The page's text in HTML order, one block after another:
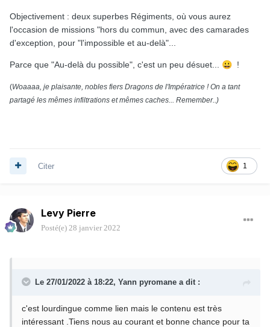
Objectivement : deux superbes Régiments, où vous aurez
l'occasion de missions "hors du commun, avec des camarades
d'exception, pour "l'impossible et au-delà"...
Parce que "Au-delà du possible", c'est un peu désuet... 😀 !
(Woaaaa, je plaisante, nobles fiers Dragons de l'Impératrice ! On a tant
partagé les mêmes infiltrations et mêmes caches... Remember..)
1
Citer
Levy Pierre
Posté(e) 28 janvier 2022
Le 27/01/2022 à 18:22, Yann pyromane a dit :
c'est lourdingue comme lien mais le contenu est très
intéressant .Tiens nous au courant et bonne chance pour ta